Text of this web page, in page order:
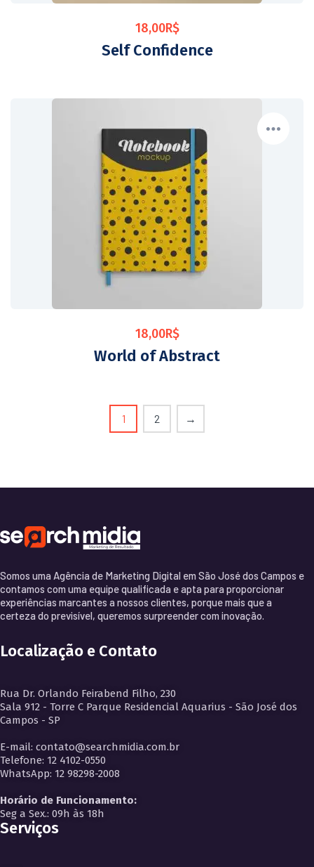
18,00R$
Self Confidence
18,00R$
World of Abstract
1 2 →
Somos uma Agência de Marketing Digital em São José dos Campos e
contamos com uma equipe qualificada e apta para proporcionar
experiências marcantes a nossos clientes, porque mais que a
certeza do previsível, queremos surpreender com inovação.
Localização e Contato
Rua Dr. Orlando Feirabend Filho, 230
Sala 912 - Torre C Parque Residencial Aquarius - São José dos
Campos - SP
E-mail: contato@searchmidia.com.br
Telefone: 12 4102-0550
WhatsApp: 12 98298-2008
Horário de Funcionamento:
Seg a Sex.: 09h às 18h
Serviços